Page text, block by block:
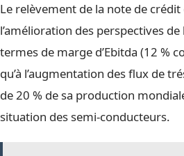
Le relèvement de la note de
l’amélioration des perspectives
termes de marge d’Ebitda (12 %
qu’à l’augmentation des flux de
de 20 % de sa production
situation des semi-conducteurs.